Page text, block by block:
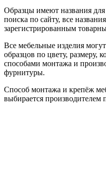
Образцы имеют названия
поиска по сайту, все
зарегистрированным
Все мебельные изделия
образцов по цвету, размеру,
способами монтажа и
фурнитуры.
Способ монтажа и крепёж
выбирается